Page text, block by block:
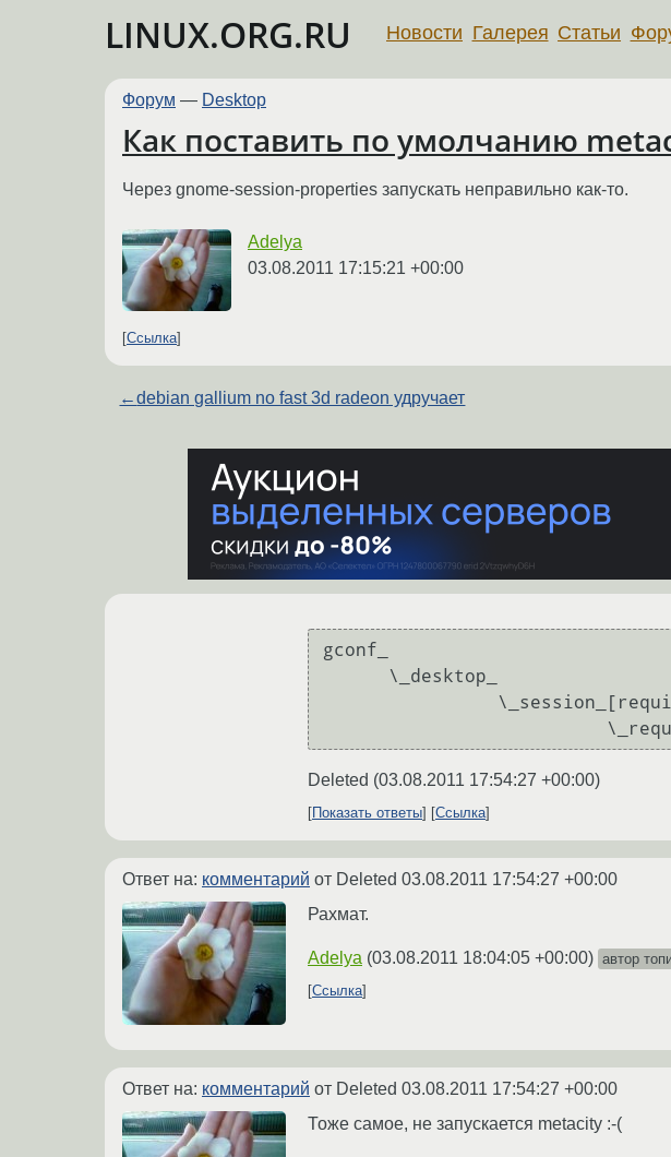
LINUX.ORG.RU Новости Галерея Статьи
Форум — Desktop
Как поставить по умолчанию
Через gnome-session-properties запускать неправильно как-то.
Adelya
03.08.2011 17:15:21 +00:00
Ссылка
←debian gallium no fast 3d radeon удручает
gconf_
Deleted (03.08.2011 17:54:27 +00:00)
Показать ответы Ссылка
Ответ на: комментарий от Deleted 03.08.2011 17:54:27 +00:00
Рахмат.
Adelya (03.08.2011 18:04:05 +00:00) автор
Ссылка
Ответ на: комментарий от Deleted 03.08.2011 17:54:27 +00:00
Тоже самое, не запускается metacity :-(